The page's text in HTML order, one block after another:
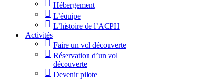
Hébergement
L’équipe
L’histoire de l’ACPH
Activités
Faire un vol découverte
Réservation d’un vol
découverte
Devenir pilote